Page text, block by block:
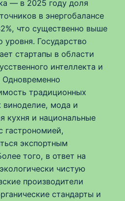
— в 2025 году доля
в энергобалансе
что существенно выше
уровня. Государство
стартапы в области
интеллекта и
Одновременно
традиционных
виноделие, мода и
кухня и национальные
гастрономией,
экспортным
того, в ответ на
чистую
производители
стандарты и